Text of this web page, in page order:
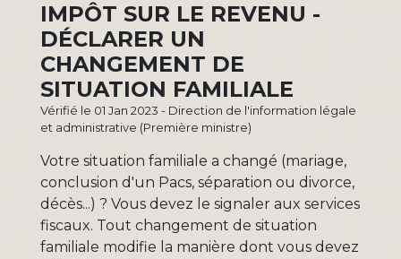
IMPÔT SUR LE REVENU -
DÉCLARER UN
CHANGEMENT DE
SITUATION FAMILIALE
Vérifié le 01 Jan 2023 - Direction de l'information légale
et administrative (Première ministre)
Votre situation familiale a changé (mariage,
conclusion d'un Pacs, séparation ou divorce,
décès...) ? Vous devez le signaler aux services
fiscaux. Tout changement de situation
familiale modifie la manière dont vous devez